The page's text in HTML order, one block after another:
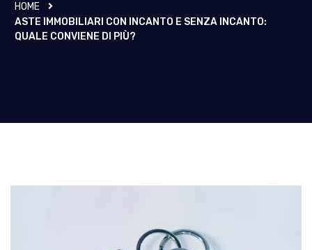
HOME
ASTE IMMOBILIARI CON INCANTO E SENZA INCANTO:
QUALE CONVIENE DI PIÙ?